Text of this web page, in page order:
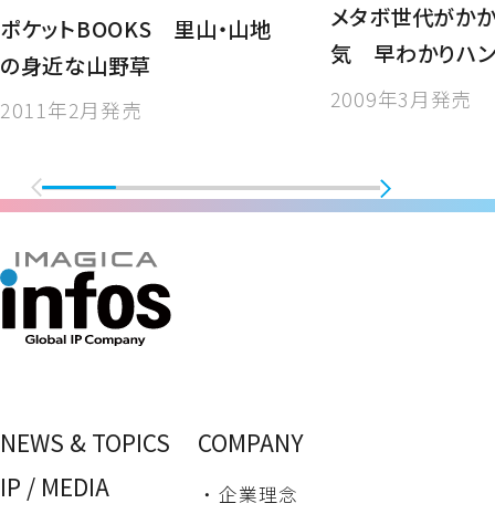
ポケットBOOKS 里山・山地
の身近な山野草
2011年2月発売
メタボ世代がか
気 早わかりハン
2009年3月発売
NEWS & TOPICS
IP / MEDIA
COMPANY
・ 企業理念